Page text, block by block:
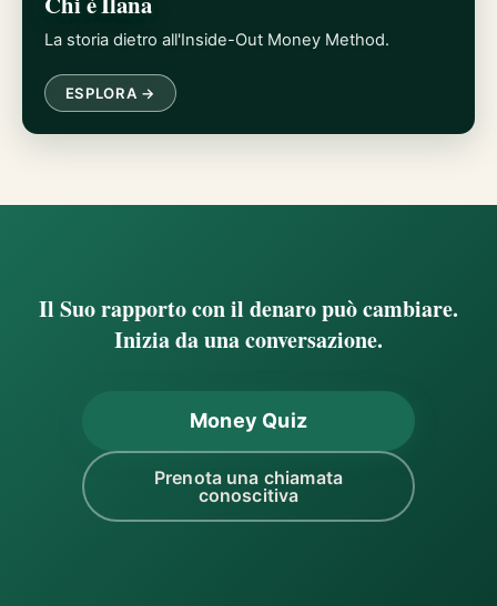
La storia dietro all'Inside-Out Money Method.
ESPLORA →
Il Suo rapporto con il denaro può cambiare.
Inizia da una conversazione.
Money Quiz
Prenota una chiamata
conoscitiva